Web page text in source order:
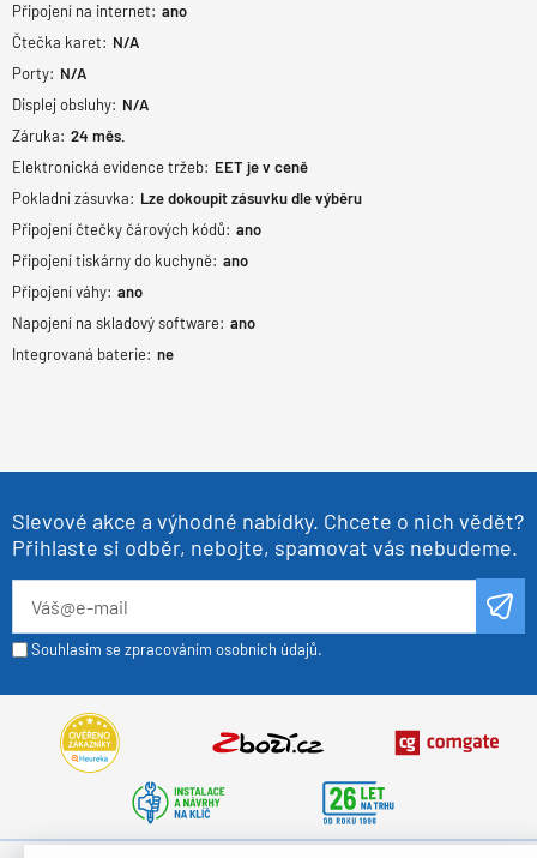
Připojení na internet: ano
Čtečka karet: N/A
Porty: N/A
Displej obsluhy: N/A
Záruka: 24 měs.
Elektronická evidence tržeb: EET je v ceně
Pokladní zásuvka: Lze dokoupit zásuvku dle výběru
Připojení čtečky čárových kódů: ano
Připojení tiskárny do kuchyně: ano
Připojení váhy: ano
Napojení na skladový software: ano
Integrovaná baterie: ne
Slevové akce a výhodné nabídky. Chcete o nich vědět?
Přihlaste si odběr, nebojte, spamovat vás nebudeme.
Souhlasím se zpracováním osobních údajů.